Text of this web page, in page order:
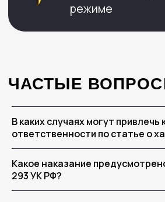
В каких случаях могут привлечь
ответственности по статье о
Какое наказание
293 УК РФ?
г. Ставрополь, проспект Карла
Маркса, 93, офис 701